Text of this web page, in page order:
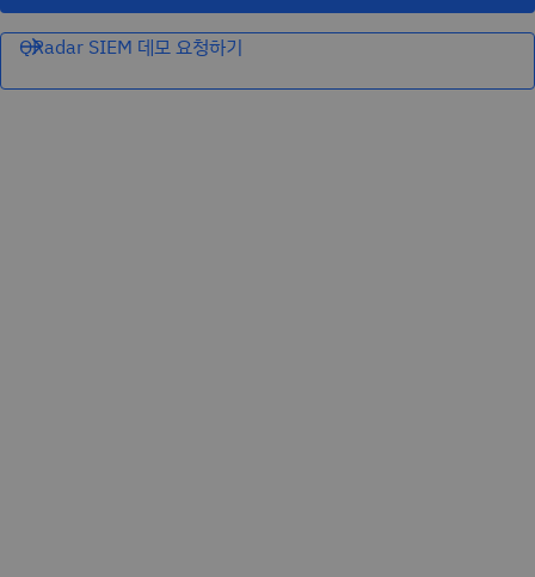
QRadar SIEM 데모 요청하기